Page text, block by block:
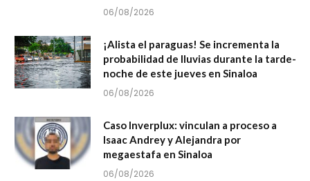
06/08/2026
¡Alista el paraguas! Se incrementa la
probabilidad de lluvias durante la tarde-
noche de este jueves en Sinaloa
06/08/2026
Caso Inverplux: vinculan a proceso a
Isaac Andrey y Alejandra por
megaestafa en Sinaloa
06/08/2026